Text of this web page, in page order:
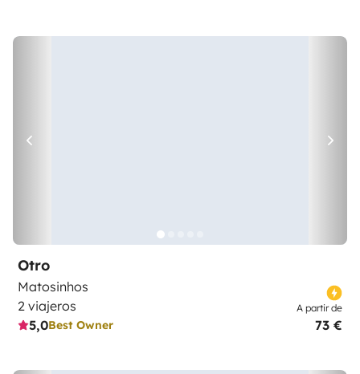
Otro
Matosinhos
2 viajeros
5,0Best Owner
A partir de
73 €